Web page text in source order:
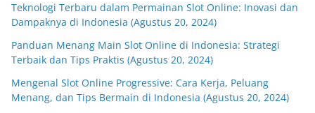
Teknologi Terbaru dalam Permainan Slot Online: Inovasi dan
Dampaknya di Indonesia (Agustus 20, 2024)
Panduan Menang Main Slot Online di Indonesia: Strategi
Terbaik dan Tips Praktis (Agustus 20, 2024)
Mengenal Slot Online Progressive: Cara Kerja, Peluang
Menang, dan Tips Bermain di Indonesia (Agustus 20, 2024)